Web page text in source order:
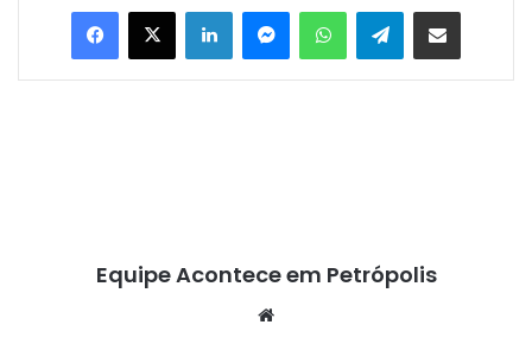
Telegram
Equipe Acontece em Petrópolis